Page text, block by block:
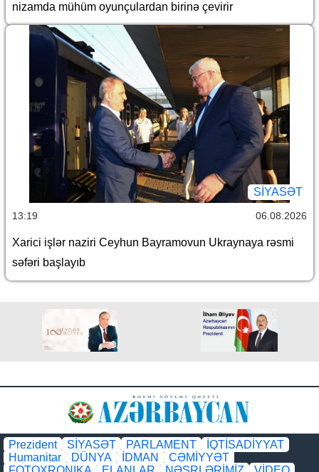
nizamda mühüm oyunçulardan birinə çevirir
SİYASƏT
13:19 06.08.2026
Xarici işlər naziri Ceyhun Bayramovun Ukraynaya rəsmi
səfəri başlayıb
Prezident SİYASƏT PARLAMENT
İQTİSADİYYAT
Humanitar
DÜNYA İDMAN
CƏMİYYƏT